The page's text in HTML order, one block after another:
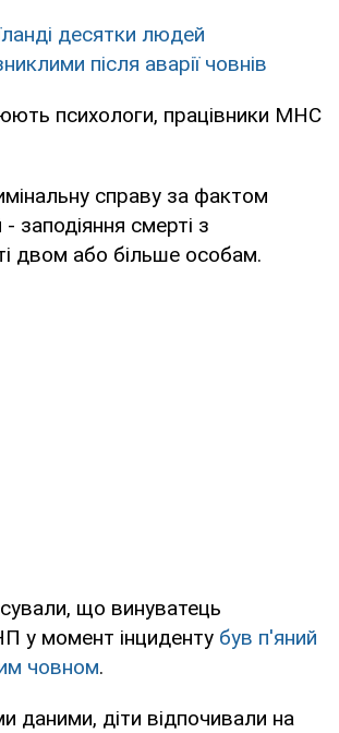
десятки людей
після аварії човнів
психологи, працівники МНС
справу за фактом
- заподіяння смерті з
двом або більше особам.
що винуватець
у момент інциденту був п'яний
човном.
даними, діти відпочивали на